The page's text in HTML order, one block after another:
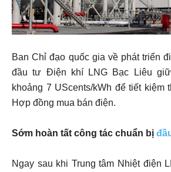
Ban Chỉ đạo quốc gia về phát triển
đầu tư Điện khí LNG Bạc Liêu
khoảng 7 UScents/kWh để tiết kiệm
Hợp đồng mua bán điện.
Sớm hoàn tất công tác chuẩn bị
Ngay sau khi Trung tâm Nhiệt điện